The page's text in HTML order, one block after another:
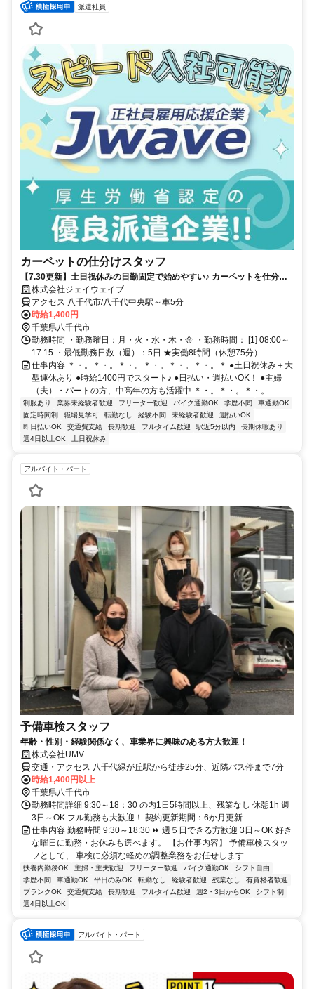
派遣社員
カーペットの仕分けスタッフ
【7.30更新】土日祝休みの日勤固定で始めやすい♪ カーペットを仕分け
る作業！車・バイク通勤OK★
株式会社ジェイウェイブ
アクセス 八千代市/八千代中央駅～車5分
時給1,400円
千葉県八千代市
勤務時間 ・勤務曜日：月・火・水・木・金 ・勤務時間： [1] 08:00～
17:15 ・最低勤務日数（週）：5日 ★実働8時間（休憩75分）
仕事内容 ＊・。＊・。＊・。＊・。＊・。＊・。＊ ●土日祝休み＋大
型連休あり ●時給1400円でスタート♪ ●日払い・週払いOK！ ●主婦
（夫）・パートの方、中高年の方も活躍中 ＊・。＊・。＊・。...
制服あり 業界未経験者歓迎 フリーター歓迎 バイク通勤OK 学歴不問
車通勤OK
固定時間制
職場見学可 転勤なし 経験不問 未経験者歓迎
週払いOK
即日払いOK
交通費支給 長期歓迎 フルタイム歓迎 駅近5分以内
長期休暇あり
週4日以上OK
土日祝休み
アルバイト・パート
予備車検スタッフ
年齢・性別・経験関係なく、車業界に興味のある方大歓迎！
株式会社UMV
交通・アクセス 八千代緑が丘駅から徒歩25分、近隣バス停まで7分
時給1,400円以上
千葉県八千代市
勤務時間詳細 9:30～18：30 の内1日5時間以上、残業なし 休憩1h 週
3日～OK フル勤務も大歓迎！ 契約更新期間：6か月更新
仕事内容 勤務時間 9:30～18:30 ⏩ 週５日できる方歓迎 3日～OK 好き
な曜日に勤務・お休みも選べます。 【お仕事内容】 予備車検スタッ
フとして、 車検に必須な軽めの調整業務をお任せします...
扶養内勤務OK 主婦・主夫歓迎 フリーター歓迎 バイク通勤OK
シフト自由
学歴不問
車通勤OK 平日のみOK 転勤なし 経験者歓迎 残業なし
有資格者歓迎
ブランクOK
交通費支給 長期歓迎 フルタイム歓迎 週2・3日からOK
シフト制
週4日以上OK
アルバイト・パート